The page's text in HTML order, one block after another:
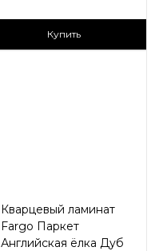
2
Купить
Кварцевый ламинат
Fargo Паркет
Английская ёлка Дуб